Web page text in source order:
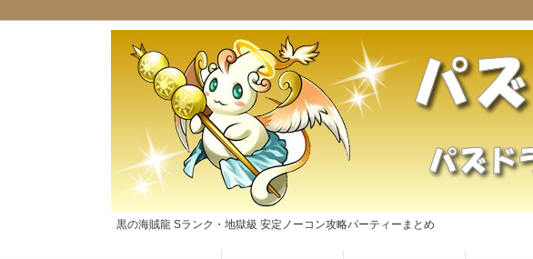
黒の海賊龍 Sランク・地獄級 安定ノーコン攻略パーティーまとめ